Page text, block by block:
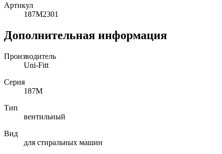
Артикул
187M2301
Дополнительная информация
Производитель
Uni-Fitt
Серия
187M
Тип
вентильный
Вид
для стиральных машин